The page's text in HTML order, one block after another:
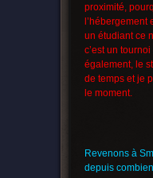
proximité,
l’hébergement
un étudiant ce
c’est un
également, le
de temps et je
le moment.
Revenons à
depuis